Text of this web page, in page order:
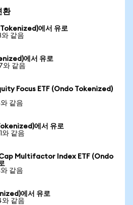
환
에서 유로
같음
에서 유로
와 같음
Focus ETF (Ondo Tokenized)
같음
에서 유로
와 같음
Multifactor Index ETF (Ondo
같음
에서 유로
같음